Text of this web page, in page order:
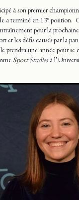
à son premier
a terminé en 13e position.
pour la
et les défis causés par la
prendra une année pour se
Sport Studies à